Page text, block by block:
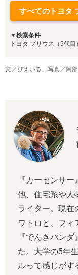
すべてのトヨタ
▼検索条件
トヨタ プリウス（5代目
文／ぴえいる、写真／阿
『カーセンサ
他、住宅系や人
ライター。現在
ワトロと、フィ
『でんきパン
た。大学の5年
ルって感じがす